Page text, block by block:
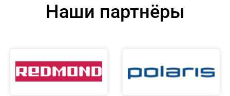
Наши партнёры